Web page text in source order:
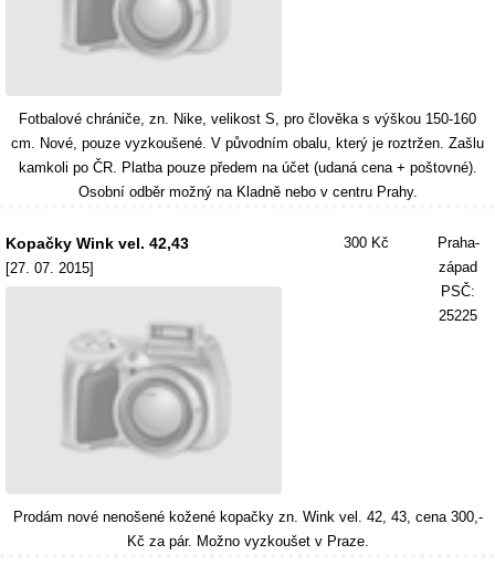
Fotbalové chrániče, zn. Nike, velikost S, pro člověka s výškou 150-160
cm. Nové, pouze vyzkoušené. V původním obalu, který je roztržen. Zašlu
kamkoli po ČR. Platba pouze předem na účet (udaná cena + poštovné).
Osobní odběr možný na Kladně nebo v centru Prahy.
Kopačky Wink vel. 42,43
[27. 07. 2015]
300 Kč
Praha-
západ
PSČ:
25225
Prodám nové nenošené kožené kopačky zn. Wink vel. 42, 43, cena 300,-
Kč za pár. Možno vyzkoušet v Praze.